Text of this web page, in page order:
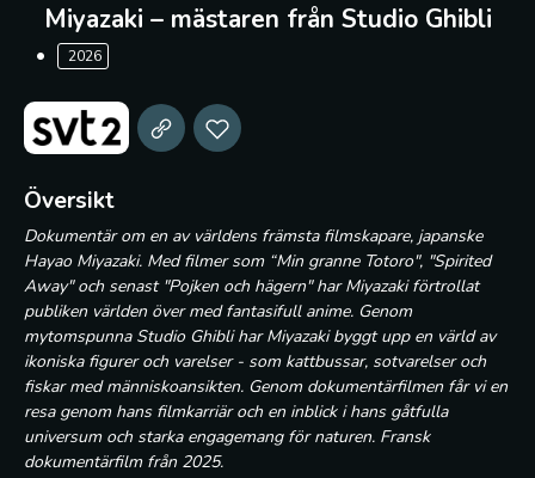
Miyazaki – mästaren från Studio Ghibli
2026
Översikt
Dokumentär om en av världens främsta filmskapare, japanske
Hayao Miyazaki. Med filmer som “Min granne Totoro", "Spirited
Away" och senast "Pojken och hägern" har Miyazaki förtrollat
publiken världen över med fantasifull anime. Genom
mytomspunna Studio Ghibli har Miyazaki byggt upp en värld av
ikoniska figurer och varelser - som kattbussar, sotvarelser och
fiskar med människoansikten. Genom dokumentärfilmen får vi en
resa genom hans filmkarriär och en inblick i hans gåtfulla
universum och starka engagemang för naturen. Fransk
dokumentärfilm från 2025.